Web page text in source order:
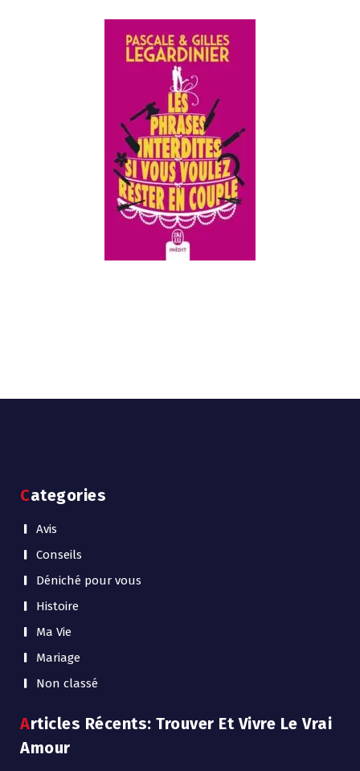
Categories
Avis
Conseils
Déniché pour vous
Histoire
Ma Vie
Mariage
Non classé
Articles Récents: Trouver Et Vivre Le Vrai
Amour